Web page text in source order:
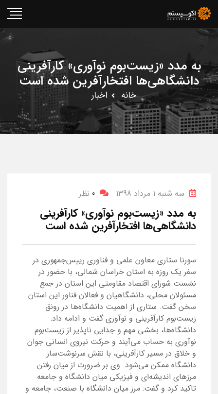
به مدد «زیست‌بوم نوآوری» کارآفرینی
دانشگاهی‌ها افتخارآفرین شده است
خانه اخبار
سه شنبه 1 مرداد 1398 0 نظر
به مدد «زیست‌بوم نوآوری» کارآفرینی
دانشگاهی‌ها افتخارآفرین شده است
سورنا ستاری معاون علمی و فناوری رییس‌جمهوری در
سفر یک روزه به استان خراسان شمالی، با حضور در
نشست شورای اقتصاد مقاومتی این استان در جمع
مسئولان محلی، دانشگاهیان و فعالان فناور این استان
سخن گفت. ستاری از اهمیت دانشگاه‌ها در رونق
زیست‌بوم کارآفرینی و نوآوری گفت و ادامه داد:
دانشگاه‌ها، بخشی مهم و جدایی ناپذیر از زیست‌بوم
نوآوری به حساب می‌آیند و حرکت نیروی انسانی جوان
و خلاق در مسیر کارآفرینی، با نقش سرنوشت‌ساز
دانشگاه ممکن می‌شود. وی بر ضرورت از میان رفتن
مرزهای اندیشه‌ای و فیزیکی میان دانشگاه و جامعه
تاکید کرد و گفت: مرز میان دانشگاه با صنعت، جامعه و